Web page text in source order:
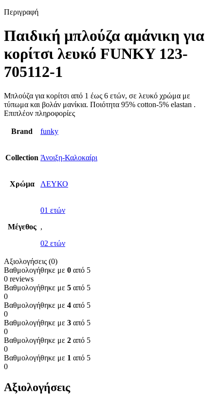
Περιγραφή
Παιδική μπλούζα αμάνικη για
κορίτσι λευκό FUNKY 123-
705112-1
Μπλούζα για κορίτσι από 1 έως 6 ετών, σε λευκό χρώμα με
τύπωμα και βολάν μανίκια. Ποιότητα 95% cotton-5% elastan .
Επιπλέον πληροφορίες
Brand funky
Collection Άνοιξη-Καλοκαίρι
Χρώμα ΛΕΥΚΟ
Μέγεθος
01 ετών
,
02 ετών
Αξιολογήσεις (0)
Βαθμολογήθηκε με 0 από 5
0 reviews
Βαθμολογήθηκε με 5 από 5
0
Βαθμολογήθηκε με 4 από 5
0
Βαθμολογήθηκε με 3 από 5
0
Βαθμολογήθηκε με 2 από 5
0
Βαθμολογήθηκε με 1 από 5
0
Αξιολογήσεις